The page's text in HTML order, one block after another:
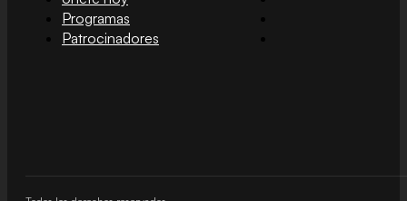
Programas
Patrocinadores